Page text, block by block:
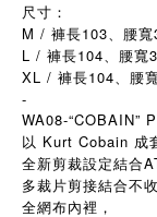
尺寸：
M / 褲長103、腰
L / 褲長104、腰寬
XL / 褲長104、腰
-
WA08-“COBAIN”
以 Kurt Cobain 成
全新剪裁設定結合
多裁片剪接結合不
全網布內裡，